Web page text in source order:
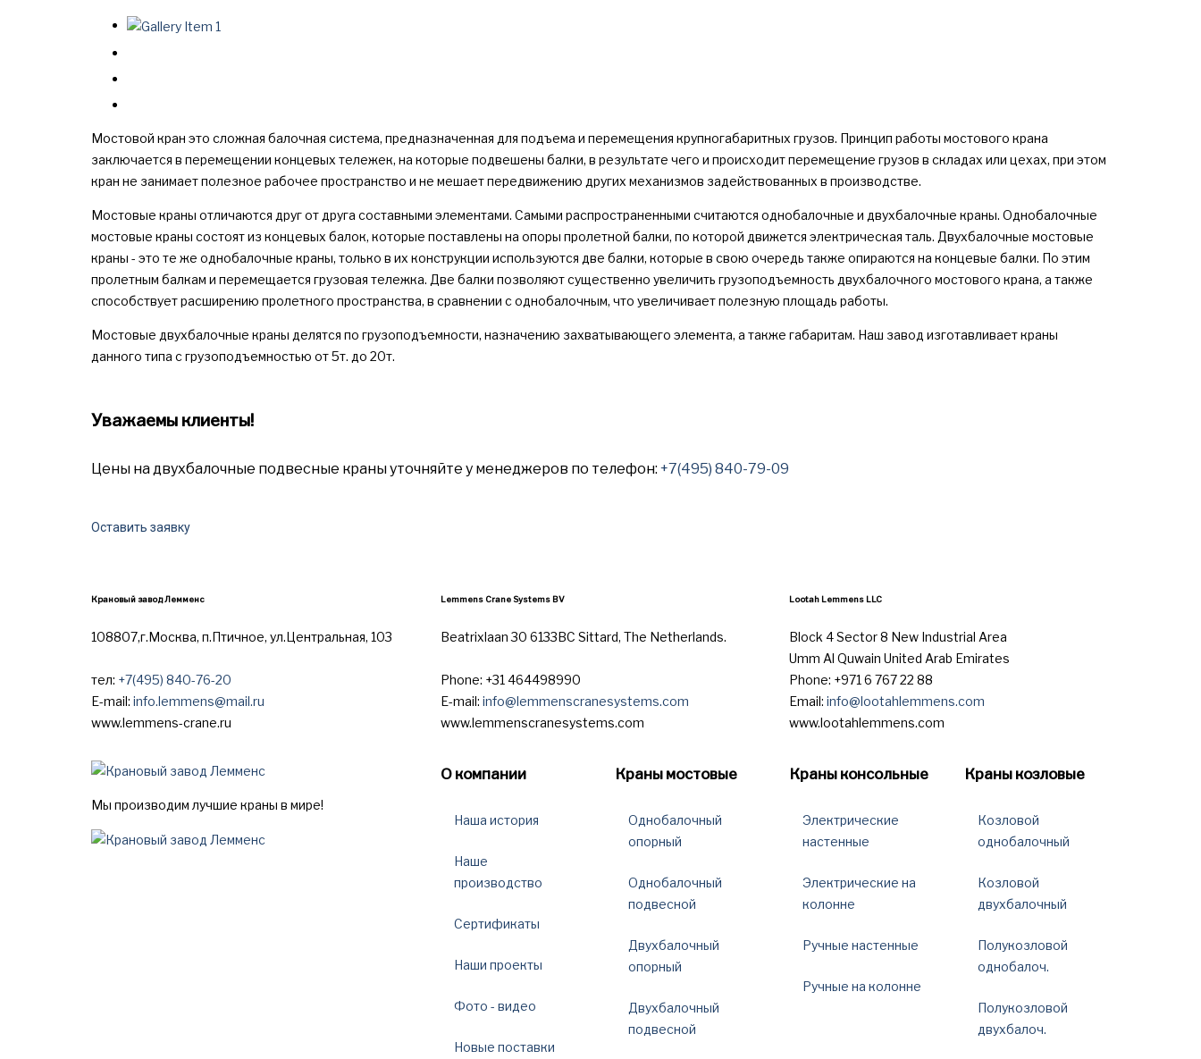
Мостовой кран это сложная балочная система, предназначенная для подъема и перемещения крупногабаритных грузов. Принцип работы мостового крана
заключается в перемещении концевых тележек, на которые подвешены балки, в результате чего и происходит перемещение грузов в складах или цехах, при этом
кран не занимает полезное рабочее пространство и не мешает передвижению других механизмов задействованных в производстве.
Мостовые краны отличаются друг от друга составными элементами. Самыми распространенными считаются однобалочные и двухбалочные краны. Однобалочные
мостовые краны состоят из концевых балок, которые поставлены на опоры пролетной балки, по которой движется электрическая таль. Двухбалочные мостовые
краны - это те же однобалочные краны, только в их конструкции используются две балки, которые в свою очередь также опираются на концевые балки. По этим
пролетным балкам и перемещается грузовая тележка. Две балки позволяют существенно увеличить грузоподъемность двухбалочного мостового крана, а также
способствует расширению пролетного пространства, в сравнении с однобалочным, что увеличивает полезную площадь работы.
Мостовые двухбалочные краны делятся по грузоподъемности, назначению захватывающего элемента, а также габаритам. Наш завод изготавливает краны
данного типа с грузоподъемностью от 5т. до 20т.
Уважаемы клиенты!
Цены на двухбалочные подвесные краны уточняйте у менеджеров по телефон: +7(495) 840-79-09
Оставить заявку
Крановый завод Лемменс
108807,г.Москва, п.Птичное, ул.Центральная, 103
тел: +7(495) 840-76-20
E-mail: info.lemmens@mail.ru
www.lemmens-crane.ru
Lemmens Crane Systems BV
Beatrixlaan 30 6133BC Sittard, The Netherlands.
Phone: +31 464498990
E-mail: info@lemmenscranesystems.com
www.lemmenscranesystems.com
Lootah Lemmens LLC
Block 4 Sector 8 New Industrial Area
Umm Al Quwain United Arab Emirates
Phone: +971 6 767 22 88
Email:info@lootahlemmens.com
www.lootahlemmens.com
Мы производим лучшие краны в мире!
О компании
Наша история
Наше
производство
Сертификаты
Наши проекты
Фото - видео
Новые поставки
Краны мостовые
Однобалочный
опорный
Однобалочный
подвесной
Двухбалочный
опорный
Двухбалочный
подвесной
Краны консольные
Электрические
настенные
Электрические на
колонне
Ручные настенные
Ручные на колонне
Краны козловые
Козловой
однобалочный
Козловой
двухбалочный
Полукозловой
однобалоч.
Полукозловой
двухбалоч.